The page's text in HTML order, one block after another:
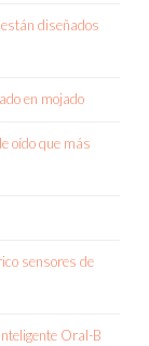
diseñados
en mojado
oído que más
sensores de
Oral-B